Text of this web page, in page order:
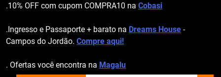
.10% OFF com cupom COMPRA10 na Cobasi
.Ingresso e Passaporte + barato na Dreams House -
Campos do Jordão. Compre aqui!
. Ofertas você encontra na Magalu